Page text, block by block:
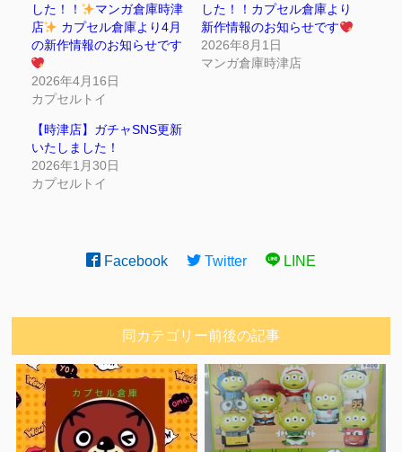
した！！
マンガ倉庫時津
店
カプセル倉庫より4月
の新作情報のお知らせです
2026年4月16日
カプセルトイ
した！！カプセル倉庫より
新作情報のお知らせです
2026年8月1日
マンガ倉庫時津店
【時津店】ガチャSNS更新
いたしました！
2026年1月30日
カプセルトイ
Facebook Twitter LINE
同カテゴリー前後の記事